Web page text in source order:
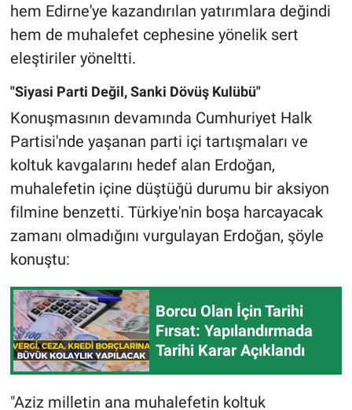
hem Edirne'ye kazandırılan yatırımlara değindi
hem de muhalefet cephesine yönelik sert
eleştiriler yöneltti.
"Siyasi Parti Değil, Sanki Dövüş Kulübü"
Konuşmasının devamında Cumhuriyet Halk
Partisi'nde yaşanan parti içi tartışmaları ve
koltuk kavgalarını hedef alan Erdoğan,
muhalefetin içine düştüğü durumu bir aksiyon
filmine benzetti. Türkiye'nin boşa harcayacak
zamanı olmadığını vurgulayan Erdoğan, şöyle
konuştu:
Borcu Olan İçin Tarihi
Fırsat: Yapılandırmada
Tarihi Karar Açıklandı
"Aziz milletin ana muhalefetin koltuk